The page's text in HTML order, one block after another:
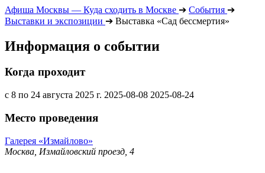
Афиша Москвы — Куда сходить в Москве ➔ События ➔
Выставки и экспозиции ➔ Выставка «Сад бессмертия»
Информация о событии
Когда проходит
с 8 по 24 августа 2025 г. 2025-08-08 2025-08-24
Место проведения
Галерея «Измайлово»
Москва, Измайловский проезд, 4